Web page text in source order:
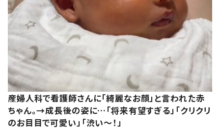
産婦人科で看護師さんに「綺麗なお顔」と言われた赤
ちゃん。→成長後の姿に…「将来有望すぎる」「クリクリ
のお目目で可愛い」「渋い～！」